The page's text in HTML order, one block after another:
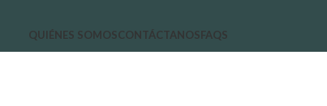
QUIÉNES SOMOSCONTÁCTANOSFAQS